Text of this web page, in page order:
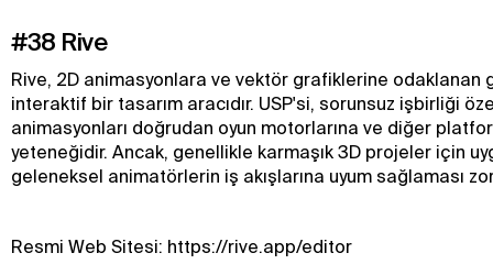
#38 Rive
Rive, 2D animasyonlara ve vektör grafiklerine odaklanan
interaktif bir tasarım aracıdır. USP'si, sorunsuz işbirliği
animasyonları doğrudan oyun motorlarına ve diğer
yeteneğidir. Ancak, genellikle karmaşık 3D projeler için
geleneksel animatörlerin iş akışlarına uyum sağlaması
Resmi Web Sitesi: https://rive.app/editor